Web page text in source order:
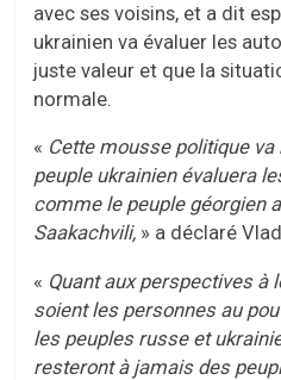
avec ses voisins, et a dit
ukrainien va évaluer les
juste valeur et que la
normale.
« Cette mousse politique va
peuple ukrainien évaluera l
comme le peuple géorgien a
Saakachvili, » a déclaré
« Quant aux perspectives à
soient les personnes au
les peuples russe et
resteront à jamais des